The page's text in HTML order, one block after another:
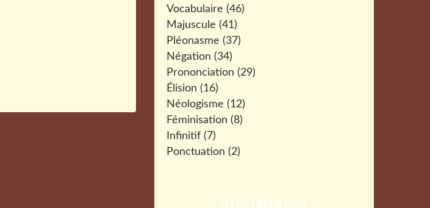
Vocabulaire (46)
Majuscule (41)
Pléonasme (37)
Négation (34)
Prononciation (29)
Élision (16)
Néologisme (12)
Féminisation (8)
Infinitif (7)
Ponctuation (2)
Statistiques